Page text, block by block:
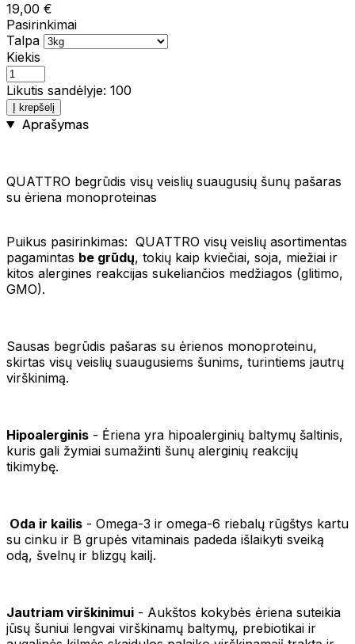
19,00 €
Pasirinkimai
Talpa
Kiekis
Likutis sandėlyje: 100
Į krepšelį
Aprašymas
QUATTRO begrūdis visų veislių suaugusių šunų pašaras
su ėriena monoproteinas
Puikus pasirinkimas: QUATTRO visų veislių asortimentas
pagamintas be grūdų, tokių kaip kviečiai, soja, miežiai ir
kitos alergines reakcijas sukeliančios medžiagos (glitimo,
GMO).
Sausas begrūdis pašaras su ėrienos monoproteinu,
skirtas visų veislių suaugusiems šunims, turintiems jautrų
virškinimą.
Hipoalerginis - Ėriena yra hipoalerginių baltymų šaltinis,
kuris gali žymiai sumažinti šunų alerginių reakcijų
tikimybę.
Oda ir kailis - Omega-3 ir omega-6 riebalų rūgštys kartu
su cinku ir B grupės vitaminais padeda išlaikyti sveiką
odą, švelnų ir blizgų kailį.
Jautriam virškinimui - Aukštos kokybės ėriena suteikia
jūsų šuniui lengvai virškinamų baltymų, prebiotikai ir